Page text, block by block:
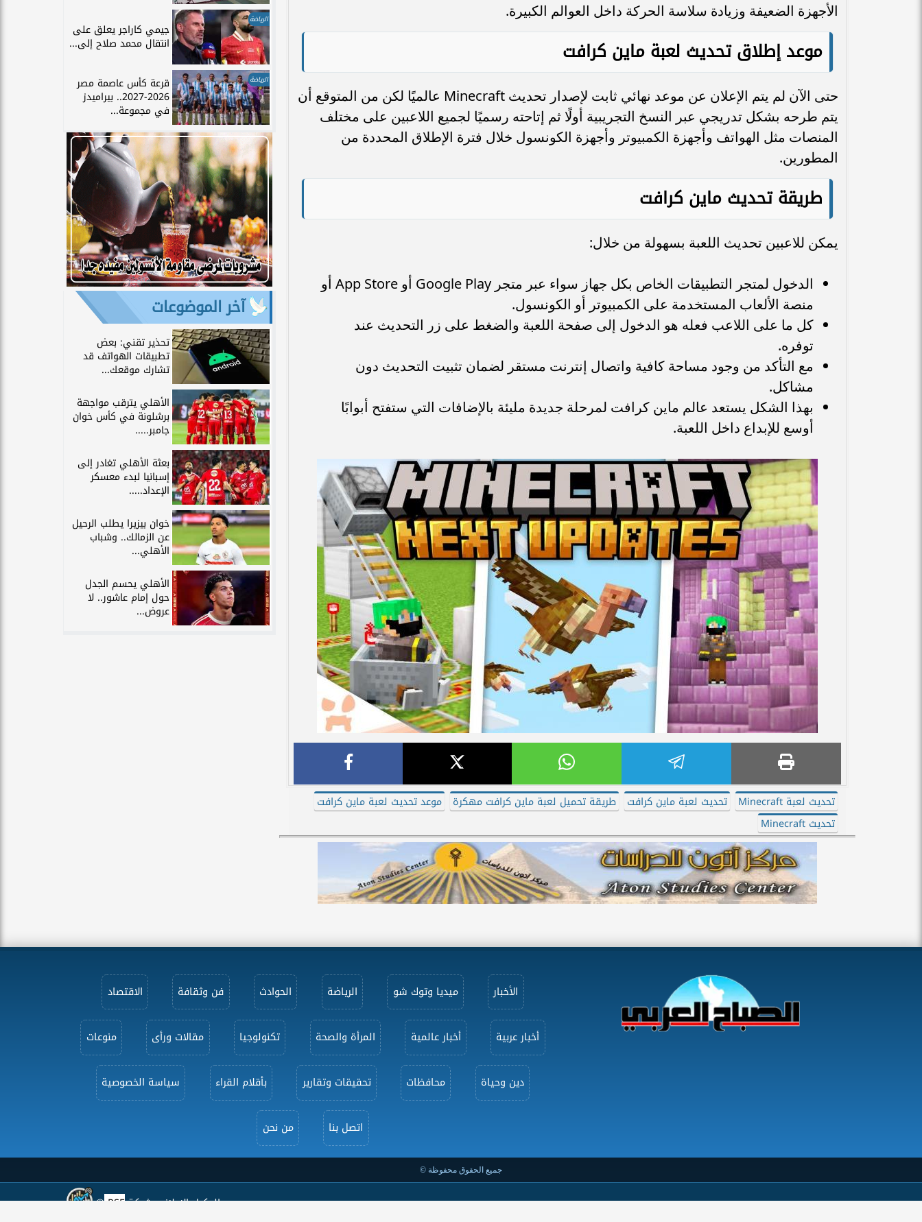
الأجهزة الضعيفة وزيادة سلاسة الحركة داخل العوالم الكبيرة.
موعد إطلاق تحديث لعبة ماين كرافت
حتى الآن لم يتم الإعلان عن موعد نهائي ثابت لإصدار تحديث Minecraft عالميًا لكن من المتوقع أن
يتم طرحه بشكل تدريجي عبر النسخ التجريبية أولًا ثم إتاحته رسميًا لجميع اللاعبين على مختلف
المنصات مثل الهواتف وأجهزة الكمبيوتر وأجهزة الكونسول خلال فترة الإطلاق المحددة من
المطورين.
طريقة تحديث ماين كرافت
يمكن للاعبين تحديث اللعبة بسهولة من خلال:
الدخول لمتجر التطبيقات الخاص بكل جهاز سواء عبر متجر Google Play أو App Store أو
منصة الألعاب المستخدمة على الكمبيوتر أو الكونسول.
كل ما على اللاعب فعله هو الدخول إلى صفحة اللعبة والضغط على زر التحديث عند
توفره.
مع التأكد من وجود مساحة كافية واتصال إنترنت مستقر لضمان تثبيت التحديث دون
مشاكل.
بهذا الشكل يستعد عالم ماين كرافت لمرحلة جديدة مليئة بالإضافات التي ستفتح أبوابًا
أوسع للإبداع داخل اللعبة.
تحديث لعبة Minecraft تحديث لعبة ماين كرافت طريقة تحميل لعبة ماين كرافت مهكرة
موعد تحديث لعبة ماين كرافت
تحديث Minecraft
الرياضة
جيمي كاراجر يعلق على
انتقال محمد صلاح إلى...
الرياضة قرعة كأس عاصمة مصر
2026-2027.. بيراميدز
في مجموعة...
آخر الموضوعات
تحذير تقني: بعض
تطبيقات الهواتف قد
تشارك موقعك...
الأهلي يترقب مواجهة
برشلونة في كأس خوان
جامبر.....
بعثة الأهلي تغادر إلى
إسبانيا لبدء معسكر
الإعداد.....
خوان بيزيرا يطلب الرحيل
عن الزمالك.. وشباب
الأهلي...
الأهلي يحسم الجدل
حول إمام عاشور.. لا
عروض...
الأخبار ميديا وتوك شو الرياضة الحوادث فن وثقافة الاقتصاد
أخبار عربية أخبار عالمية المرأة والصحة تكنولوجيا مقالات ورأى منوعات
دين وحياة محافظات تحقيقات وتقارير بأقلام القراء سياسة الخصوصية
اتصل بنا من نحن
جميع الحقوق محفوظة ©
الوكيل الإعلاني شركةPSE
®